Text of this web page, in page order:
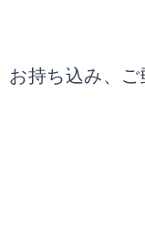
お持ち込み、ご